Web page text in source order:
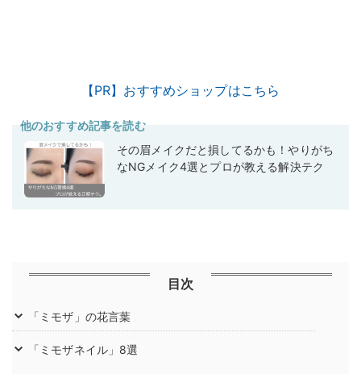
【PR】おすすめショップはこちら
他のおすすめ記事を読む
その眉メイクだと損してるかも！やりがち
なNGメイク4選とプロが教える解決テク
目次
「ミモザ」の花言葉
「ミモザネイル」8選